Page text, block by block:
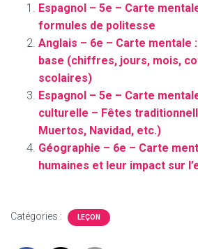
Espagnol – 5e – Carte
formules de politesse
Anglais – 6e – Carte mentale
base (chiffres, jours, mois,
scolaires)
Espagnol – 5e – Carte
culturelle – Fêtes
Muertos, Navidad, etc.)
Géographie – 6e – Carte
humaines et leur impact sur
Catégories : LEÇON